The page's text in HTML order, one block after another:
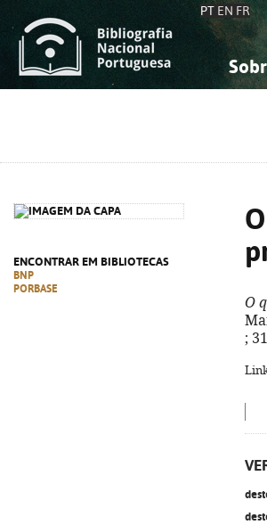
PT EN FR
ENCONTRAR EM BIBLIOTECAS
BNP
PORBASE
O
;